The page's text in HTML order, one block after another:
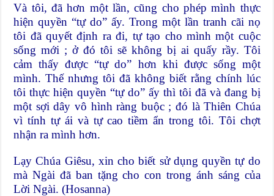
Và tôi, đã hơn một lần, cũng cho phép mình thực
hiện quyền “tự do” ấy. Trong một lần tranh cãi nọ
tôi đã quyết định ra đi, tự tạo cho mình một cuộc
sống mới ; ở đó tôi sẽ không bị ai quấy rầy. Tôi
cảm thấy được “tự do” hơn khi được sống một
mình. Thế nhưng tôi đã không biết rằng chính lúc
tôi thực hiện quyền “tự do” ấy thì tôi đã và đang bị
một sợi dây vô hình ràng buộc ; đó là Thiên Chúa
vì tính tự ái và tự cao tiềm ẩn trong tôi. Tôi chợt
nhận ra mình hơn.
Lạy Chúa Giêsu, xin cho biết sử dụng quyền tự do
mà Ngài đã ban tặng cho con trong ánh sáng của
Lời Ngài. (Hosanna)